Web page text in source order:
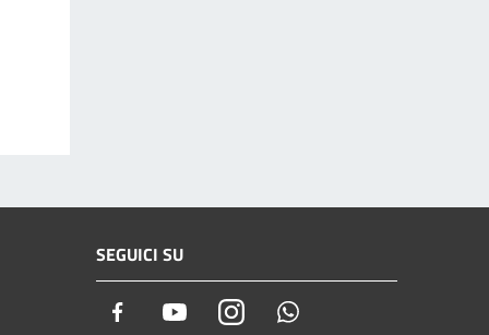
SEGUICI SU
Facebook YoutubeInstagram